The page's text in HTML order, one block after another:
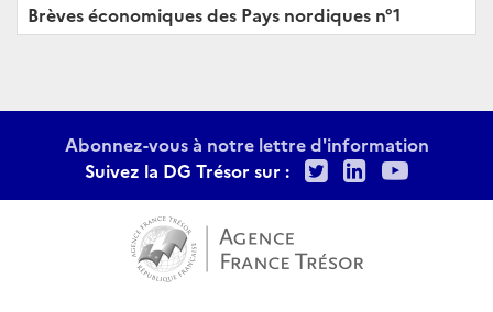
Brèves économiques des Pays nordiques n°1
Abonnez-vous à notre lettre d'information
Suivez la DG Trésor sur :
TwitterLinkedIn